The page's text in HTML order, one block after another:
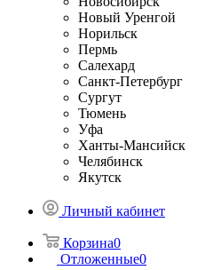
Новый Уренгой
Норильск
Пермь
Салехард
Санкт-Петербург
Сургут
Тюмень
Уфа
Ханты-Мансийск
Челябинск
Якутск
Личный кабинет
Корзина0
Отложенные0